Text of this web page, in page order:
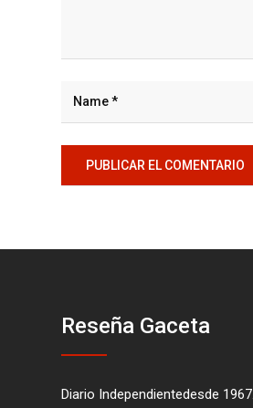
Reseña Gaceta
Diario Independientedesde 1967.